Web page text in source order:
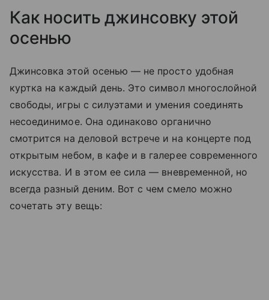
Как носить джинсовку этой
осенью
Джинсовка этой осенью — не просто удобная
куртка на каждый день. Это символ многослойной
свободы, игры с силуэтами и умения соединять
несоединимое. Она одинаково органично
смотрится на деловой встрече и на концерте под
открытым небом, в кафе и в галерее современного
искусства. И в этом ее сила — вневременной, но
всегда разный деним. Вот с чем смело можно
сочетать эту вещь: